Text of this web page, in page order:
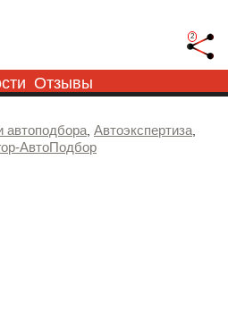
2
Отзывы
автоподбора, Автоэкспертиза,
АвтоПодбор